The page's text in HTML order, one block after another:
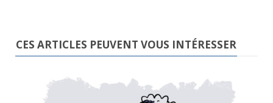
CES ARTICLES PEUVENT VOUS INTÉRESSER